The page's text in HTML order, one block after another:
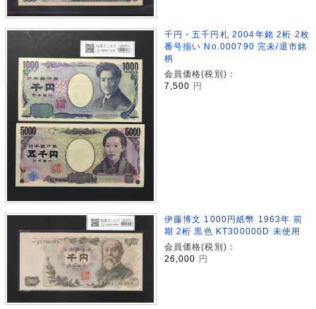
千円・五千円札 2004年銘 2桁 2枚
番号揃い No.000790 完未/退市銘
柄
会員価格(税別)：
7,500 円
伊藤博文 1000円紙幣 1963年 前
期 2桁 黒色 KT300000D 未使用
会員価格(税別)：
26,000
円